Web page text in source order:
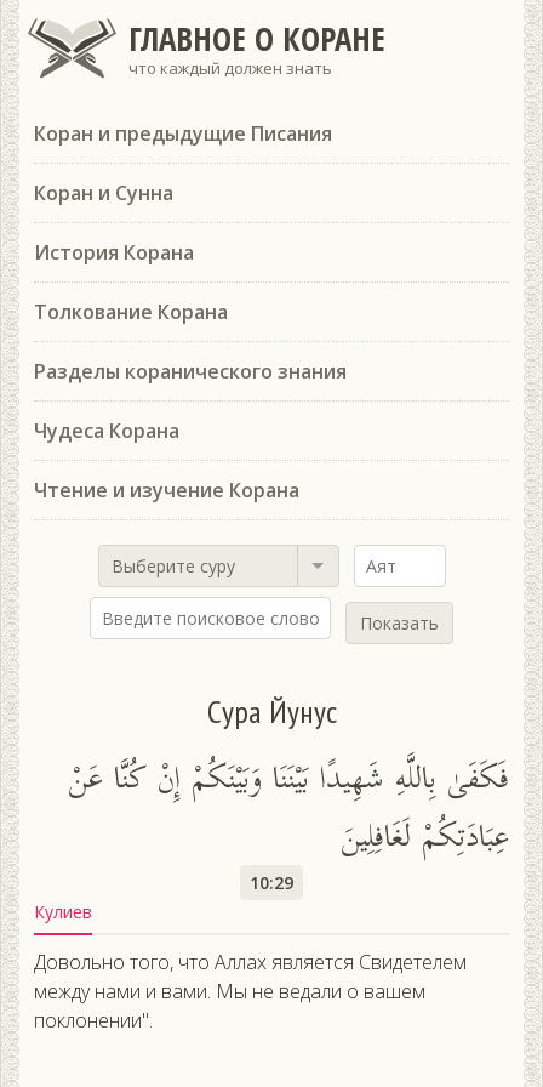
ГЛАВНОЕ О КОРАНЕ
что каждый должен знать
Коран и предыдущие Писания
Коран и Сунна
История Корана
Толкование Корана
Разделы коранического знания
Чудеса Корана
Чтение и изучение Корана
Выберите суру
Показать
Сура Йунус
فَكَفَىٰ بِاللَّهِ شَهِيدًا بَيْنَنَا وَبَيْنَكُمْ إِنْ كُنَّا عَنْ
عِبَادَتِكُمْ لَغَافِلِينَ
10:29
Кулиев
Довольно того, что Аллах является Свидетелем
между нами и вами. Мы не ведали о вашем
поклонении".